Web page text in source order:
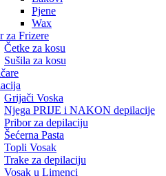
Pjene
Wax
za Frizere
Četke za kosu
Sušila za kosu
Grijači Voska
Njega PRIJE i NAKON depilacije
Pribor za depilaciju
Šećerna Pasta
Topli Vosak
Trake za depilaciju
Vosak u Limenci